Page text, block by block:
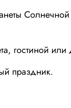
гостиной или
праздник.